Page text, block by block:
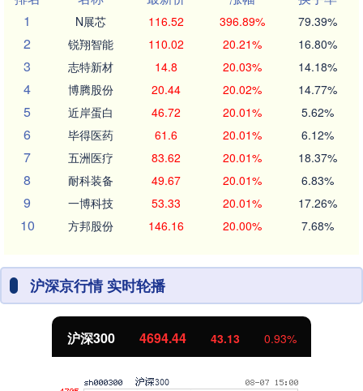
1
N展芯 116.52 396.89% 79.39%
2 锐翔智能 110.02 20.21% 16.80%
3 志特新材 14.8 20.03% 14.18%
4 博腾股份 20.44 20.02% 14.77%
5 近岸蛋白 46.72 20.01% 5.62%
6 毕得医药 61.6 20.01% 6.12%
7 五洲医疗 83.62 20.01% 18.37%
8 耐科装备 49.67 20.01% 6.83%
9 一博科技 53.33 20.01% 17.26%
10 方邦股份 146.16 20.00% 7.68%
沪深京行情 实时轮播
沪深300 4694.44 43.13 0.93%